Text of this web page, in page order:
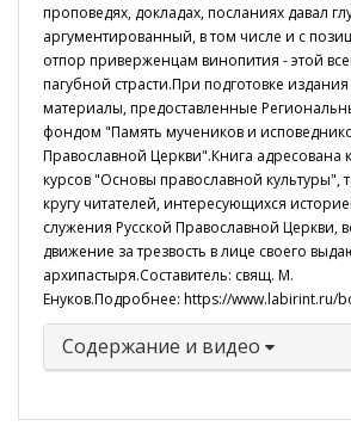
проповедях, докладах, посланиях давал
аргументированный, в том числе и с
отпор приверженцам винопития - этой
пагубной страсти.При подготовке
материалы, предоставленные
фондом "Память мучеников и
Православной Церкви".Книга адресована
курсов "Основы православной культуры",
кругу читателей, интересующихся
служения Русской Православной Церкви,
движение за трезвость в лице своего
архипастыря.Составитель: свящ. М.
Енуков.Подробнее: https://www.labirint.ru/
Содержание и видео